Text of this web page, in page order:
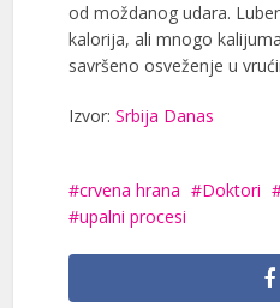
od moždanog udara.
kalorija, ali mnogo
savršeno osveženje u
Izvor: Srbija Danas
crvena hrana Doktori
upalni procesi